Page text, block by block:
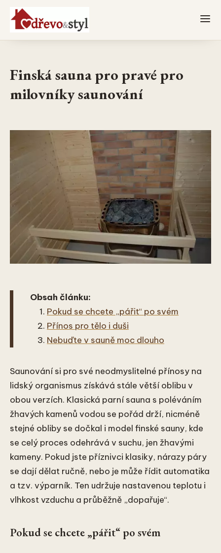
Finská sauna pro pravé pro
milovníky saunování
Obsah článku:
Pokud se chcete „pářit“ po svém
Přínos pro tělo i duši
Nebuďte v sauně moc dlouho
Saunování si pro své neodmyslitelné přínosy na
lidský organismus získává stále větší oblibu v
obou verzích. Klasická parní sauna s poléváním
žhavých kamenů vodou se pořád drží, nicméně
stejné obliby se dočkal i model finské sauny, kde
se celý proces odehrává v suchu, jen žhavými
kameny. Pokud jste příznivci klasiky, nárazy páry
se dají dělat ručně, nebo je může řídit automatika
a tzv. výparník. Ten udržuje nastavenou teplotu i
vlhkost vzduchu a průběžně „dopařuje“.
Pokud se chcete „pářit“ po svém